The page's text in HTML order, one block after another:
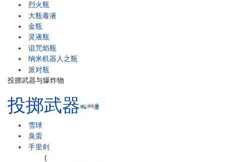
烈火瓶
大瓶毒液
金瓶
灵液瓶
诅咒焰瓶
纳米机器人之瓶
派对瓶
投掷武器与爆炸物
投掷武器
雪球
臭蛋
手里剑
(